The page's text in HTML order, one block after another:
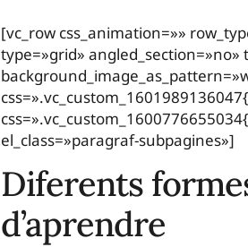
[vc_row css_animation=»»
type=»grid» angled_section=»no»
el_class=»paragraf-subpagines»]
Diferents
d’aprendre